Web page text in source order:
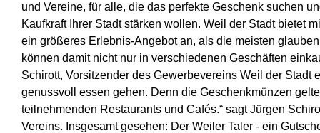
und Vereine, für alle, die das perfekte Geschenk suchen
Kaufkraft Ihrer Stadt stärken wollen. Weil der Stadt bietet
ein größeres Erlebnis-Angebot an, als die meisten
können damit nicht nur in verschiedenen Geschäften
Schirott, Vorsitzender des Gewerbevereins Weil der Stadt
genussvoll essen gehen. Denn die Geschenkmünzen
teilnehmenden Restaurants und Cafés.“ sagt Jürgen
Vereins. Insgesamt gesehen: Der Weiler Taler - ein